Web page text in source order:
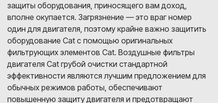
защиты оборудования, приносящего вам доход,
вполне окупается. Загрязнение — это враг номер
один для двигателя, поэтому крайне важно защитить
оборудование Cat с помощью оригинальных
фильтрующих элементов Cat. Воздушные фильтры
двигателя Cat грубой очистки стандартной
эффективности являются лучшим предложением для
обычных режимов работы, обеспечивают
повышенную защиту двигателя и предотвращают